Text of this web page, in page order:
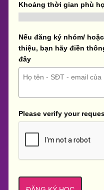
Khoảng thời gian phù
Nếu đăng ký nhóm/
thiệu, bạn hãy điền
đây
Please verify your